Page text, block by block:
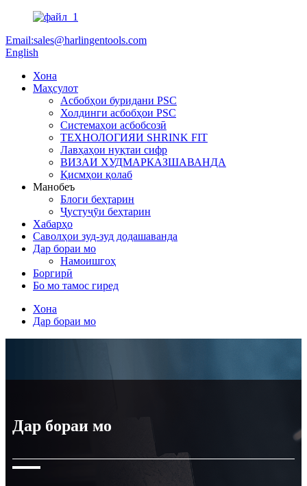
Email:sales@harlingentools.com
English
Хона
Маҳсулот
Асбобҳои буридани PSC
Холдинги асбобҳои PSC
Системаҳои асбобсозӣ
ТЕХНОЛОГИЯИ SHRINK FIT
Лавҳаҳои нуқтаи сифр
ВИЗАИ ХУДМАРКАЗШАВАНДА
Қисмҳои қолаб
Манобеъ
Блоги беҳтарин
Ҷустуҷӯи беҳтарин
Хабарҳо
Саволҳои зуд-зуд додашаванда
Дар бораи мо
Намоишгоҳ
Боргирӣ
Бо мо тамос гиред
Хона
Дар бораи мо
Дар бораи мо